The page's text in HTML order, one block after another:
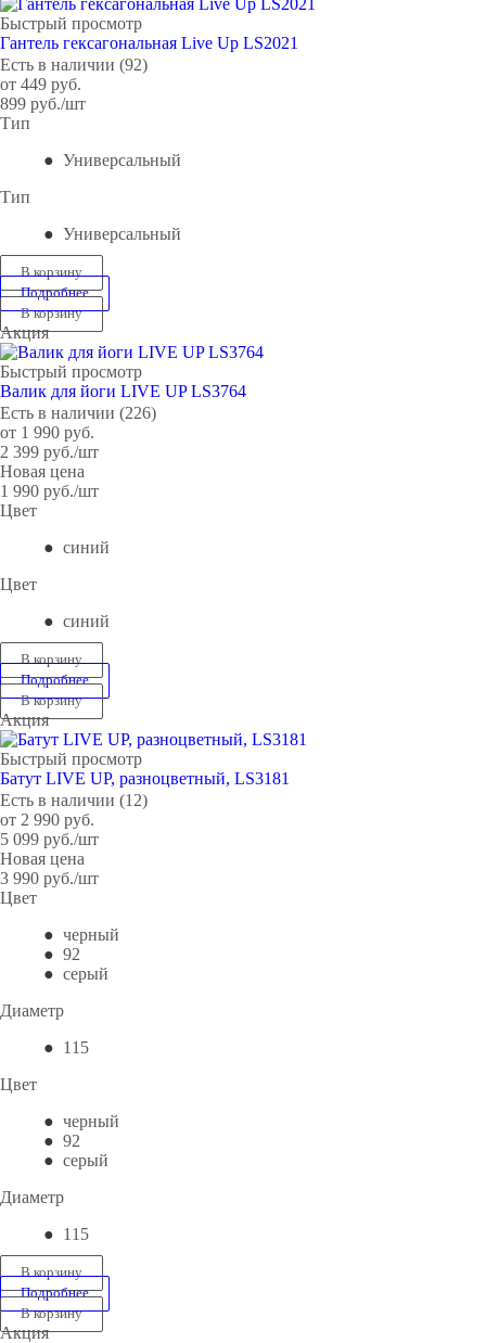
Быстрый просмотр
Гантель гексагональная Live Up LS2021
Есть в наличии (92)
от 449 руб.
899 руб./шт
Тип
Универсальный
Тип
Универсальный
В корзину
Подробнее
В корзину
Акция
Быстрый просмотр
Валик для йоги LIVE UP LS3764
Есть в наличии (226)
от 1 990 руб.
2 399 руб./шт
Новая цена
1 990 руб./шт
Цвет
синий
Цвет
синий
В корзину
Подробнее
В корзину
Акция
Быстрый просмотр
Батут LIVE UP, разноцветный, LS3181
Есть в наличии (12)
от 2 990 руб.
5 099 руб./шт
Новая цена
3 990 руб./шт
Цвет
черный
92
серый
Диаметр
115
Цвет
черный
92
серый
Диаметр
115
В корзину
Подробнее
В корзину
Акция